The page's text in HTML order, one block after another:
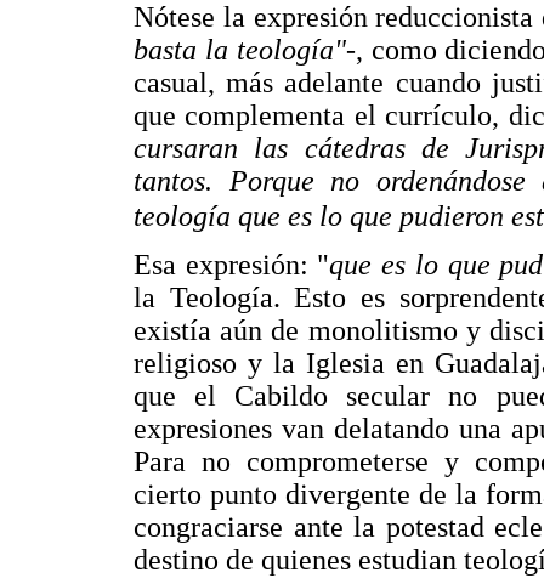
Nótese la expresión
basta la teología"-, como
casual, más adelante cuando
que complementa el currículo,
cursaran las cátedras de
tantos. Porque no
teología que es lo que pudieron
Esa expresión: "que es lo que
la Teología. Esto es
existía aún de monolitismo y
religioso y la Iglesia en
que el Cabildo secular no
expresiones van delatando una
Para no comprometerse y
cierto punto divergente de la
congraciarse ante la potestad
destino de quienes estudian